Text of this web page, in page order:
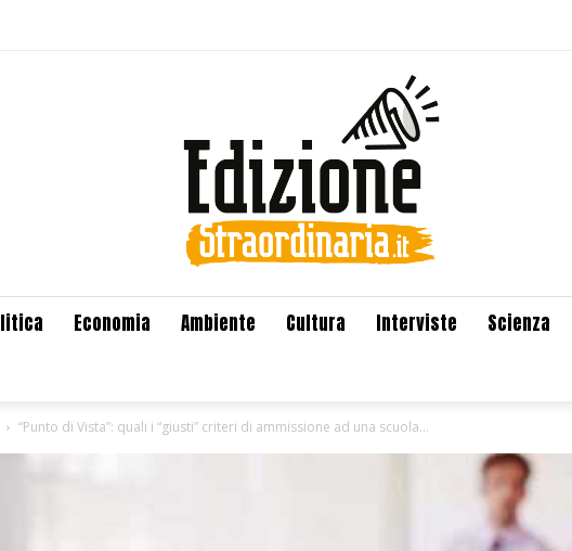
Economia Ambiente Cultura Interviste Scienza
“Punto di Vista”: quali i “giusti” criteri di ammissione ad una scuola...